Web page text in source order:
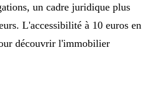
un cadre juridique plus
L'accessibilité à 10 euros en
découvrir l'immobilier